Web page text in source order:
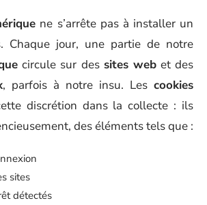
ne s’arrête pas à installer un
Chaque jour, une partie de notre
circule sur des sites webet des
, parfois à notre insu. Les cookies
discrétion dans la collecte : ils
des éléments tels que :
sites
détectés